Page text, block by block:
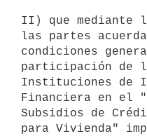
II) que mediante
las partes
condiciones
participación de
Instituciones de
Financiera en el
Subsidios de
para Vivienda"